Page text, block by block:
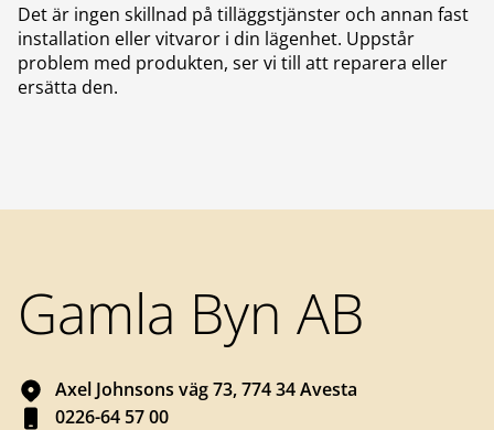
Det är ingen skillnad på tilläggstjänster och annan fast
installation eller vitvaror i din lägenhet. Uppstår
problem med produkten, ser vi till att reparera eller
ersätta den.
Gamla Byn AB
Axel Johnsons väg 73, 774 34 Avesta
0226-64 57 00